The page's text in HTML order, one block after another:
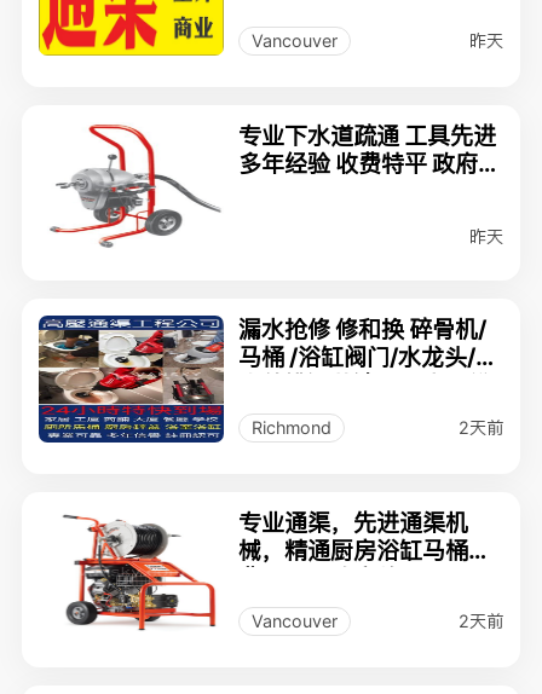
Vancouver 昨天
专业下水道疏通 工具先进
多年经验 收费特平 政府牌
昨天
漏水抢修 修和换 碎骨机/
马桶 /浴缸阀门/水龙头/室
修更换
Richmond 2天前
专业通渠，先进通渠机
械，精通厨房浴缸马桶收
Vancouver 2天前